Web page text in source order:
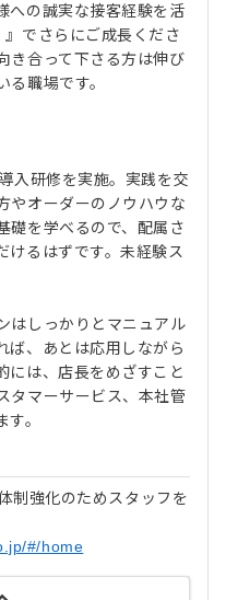
への誠実な接客経験を活
でさらにご成長くださ
き合って下さる方は伸び
る職場です。
入研修を実施。実践を交
やオーダーのノウハウな
礎を学べるので、配属さ
けるはずです。未経験ス
はしっかりとマニュアル
ば、あとは応用しながら
には、店長をめざすこと
タマーサービス、本社管
。
制強化のためスタッフを
#/home